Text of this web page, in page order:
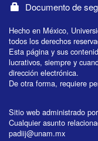
Documento de
Hecho en México,
todos los derechos
Esta página y sus
lucrativos, siempre y
dirección electrónica.
De otra forma, requiere
Sitio web administrado
Cualquier asunto
padiij@unam.mx